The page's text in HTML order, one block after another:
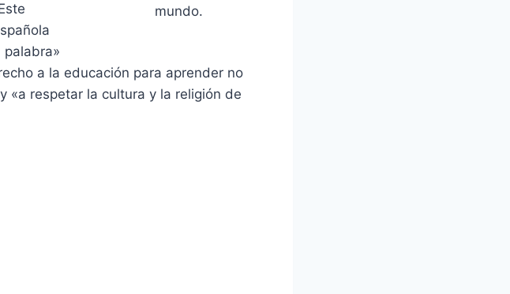
mundo.
a la educación para aprender no
«a respetar la cultura y la religión de